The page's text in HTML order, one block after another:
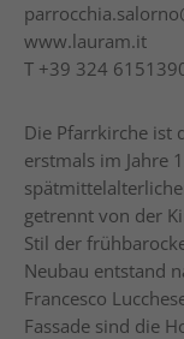
www.lauram.it
T +39 324
Die Pfarrkirche ist
erstmals im Jahre
getrennt von der
Stil der
Neubau entstand
Francesco
Fassade sind die